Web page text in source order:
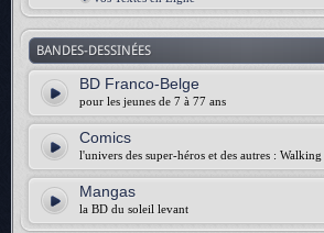
BANDES-DESSINÉES
BD Franco-Belge
pour les jeunes de 7 à 77 ans
Comics
l'univers des super-héros et des autres :
Mangas
la BD du soleil levant